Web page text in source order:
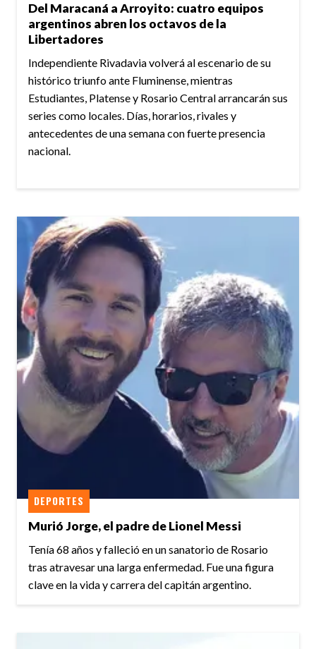
Del Maracaná a Arroyito: cuatro equipos
argentinos abren los octavos de la
Libertadores
Independiente Rivadavia volverá al escenario de su
histórico triunfo ante Fluminense, mientras
Estudiantes, Platense y Rosario Central arrancarán sus
series como locales. Días, horarios, rivales y
antecedentes de una semana con fuerte presencia
nacional.
Murió Jorge, el padre de Lionel Messi
DEPORTES
Tenía 68 años y falleció en un sanatorio de Rosario
tras atravesar una larga enfermedad. Fue una figura
clave en la vida y carrera del capitán argentino.